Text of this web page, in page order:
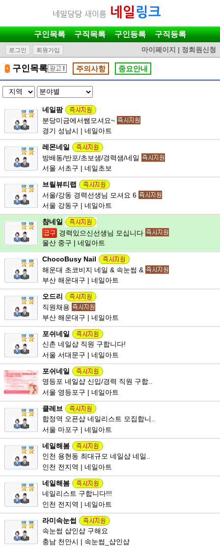
구인목록 구직목록 구인등록 구직등록
로그인 회원가입 마이페이지 | 정회원신청
구인목록 주의사항 중요안내
네일팜
분당미금에서쌤모셔요~
경기 성남시 | 네일아트
레몬네일
방배동/반포/초보샘/경력샘/네일
서울 서초구 | 네일초보
브릴뷰티랩
서울/강동 경력선생님 모셔요 6
서울 강동구 | 네일아트
챰네일
경력있으신선생님 모십니다
울산 중구 | 네일아트
ChocoBusy Nail
해운대 초코비지 네일 & 속눈썹 &
부산 해운대구 | 네일아트
오드리
직원채용
부산 해운대구 | 네일아트
포쉬네일
신촌 네일샵 직원 구합니다!
서울 서대문구 | 네일아트
포쉬네일
영등포 네일샵 신입/경력 직원 구합..
서울 영등포구 | 네일아트
클레브
합정역 오픈샵 네일리스트 모집합니..
서울 마포구 | 네일아트
네일해봄
인천 용현동 최대규모 네일샵 네일..
인천 전지역 | 네일아트
네일해봄
네일리스트 구합니다!!!
인천 전지역 | 네일아트
라미속눈썹
속눈썹 샵인샵 구해요
충남 천안시 | 속눈썹_샵인샵